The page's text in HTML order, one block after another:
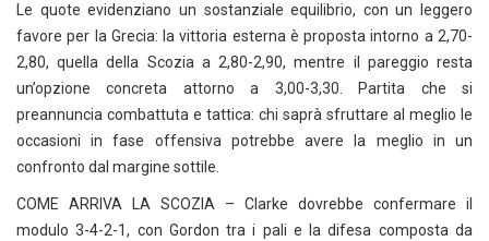
Le quote evidenziano un sostanziale equilibrio, con un leggero
favore per la Grecia: la vittoria esterna è proposta intorno a 2,70-
2,80, quella della Scozia a 2,80-2,90, mentre il pareggio resta
un’opzione concreta attorno a 3,00-3,30. Partita che si
preannuncia combattuta e tattica: chi saprà sfruttare al meglio le
occasioni in fase offensiva potrebbe avere la meglio in un
confronto dal margine sottile.
COME ARRIVA LA SCOZIA – Clarke dovrebbe confermare il
modulo 3-4-2-1, con Gordon tra i pali e la difesa composta da